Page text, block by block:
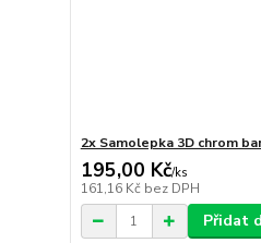
2x Samolepka 3D chrom
195,00 Kč/ks
161,16 Kč bez DPH
Přidat